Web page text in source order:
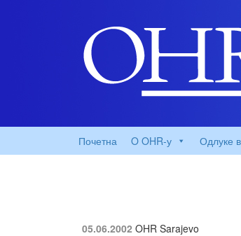
Почетна O OHR-у Одлуке
05.06.2002 OHR Sarajevo